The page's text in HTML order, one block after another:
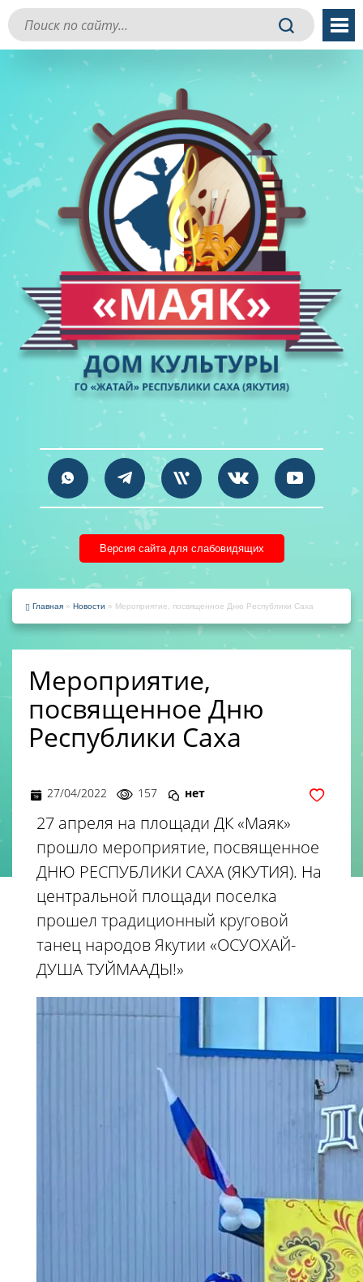
Версия сайта для слабовидящих
Главная » Новости » Мероприятие, посвященное Дню Республики Саха
Мероприятие,
посвященное Дню
Республики Саха
27/04/2022 157 нет
27 апреля на площади ДК «Маяк»
прошло мероприятие, посвященное
ДНЮ РЕСПУБЛИКИ САХА (ЯКУТИЯ). На
центральной площади поселка
прошел традиционный круговой
танец народов Якутии «ОСУОХАЙ-
ДУША ТУЙМААДЫ!»